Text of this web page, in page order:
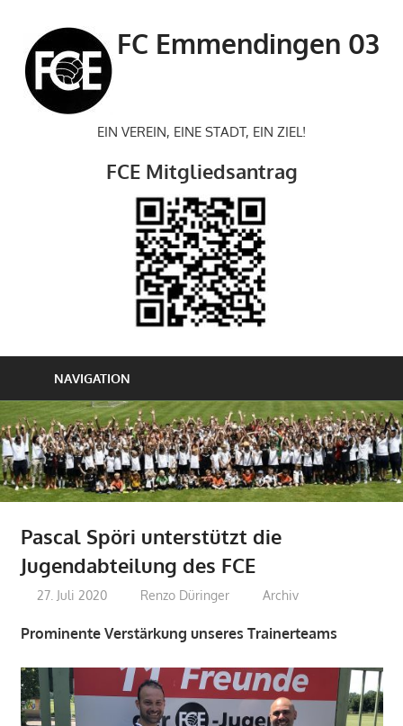
springen
FC Emmendingen 03
EIN VEREIN, EINE STADT, EIN ZIEL!
FCE Mitgliedsantrag
NAVIGATION
Pascal Spöri unterstützt die
Jugendabteilung des FCE
27. Juli 2020 Renzo Düringer Archiv
Prominente Verstärkung unseres Trainerteams